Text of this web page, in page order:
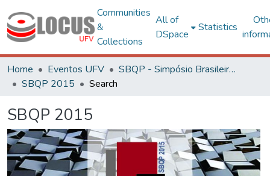
Communities
&
Collections
All of
DSpace
Statistics
Home Eventos UFV
SBQP - Simpósio Brasileiro de Qualidade do Projeto no Ambiente Construído
SBQP 2015
Search
SBQP 2015